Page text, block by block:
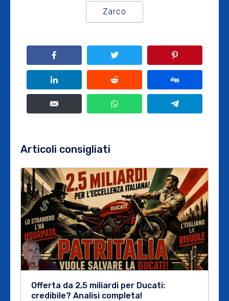
Zarco
Articoli consigliati
Offerta da 2,5 miliardi per Ducati:
credibile? Analisi completa!